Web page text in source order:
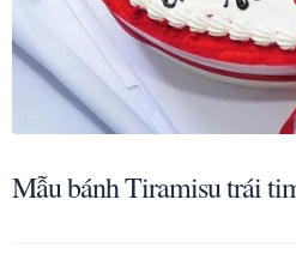
Mẫu bánh Tiramisu trái